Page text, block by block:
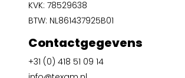
KVK: 78529638
BTW: NL861437925B01
Contactgegevens
+31 (0) 418 51 09 14